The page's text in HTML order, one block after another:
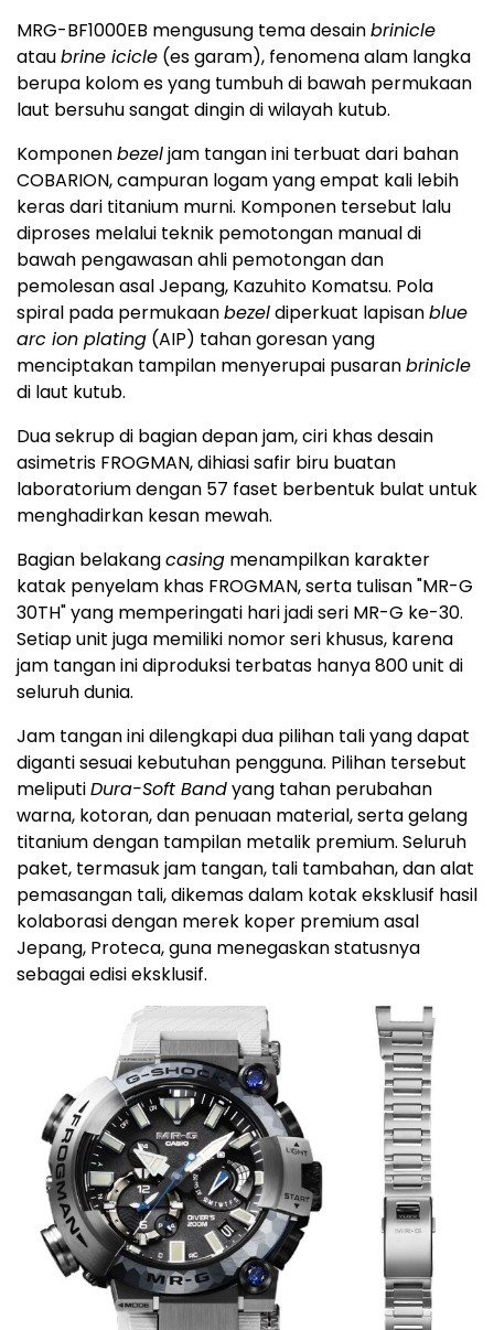
MRG-BF1000EB mengusung tema desainbrinicle
ataubrine icicle (es garam), fenomena alam langka
berupa kolom es yang tumbuh di bawah permukaan
laut bersuhu sangat dingin di wilayah kutub.
Komponenbezeljam tangan ini terbuat dari bahan
COBARION, campuran logam yang empat kali lebih
keras dari titanium murni. Komponen tersebut lalu
diproses melalui teknik pemotongan manual di
bawah pengawasan ahli pemotongan dan
pemolesan asal Jepang, Kazuhito Komatsu. Pola
spiral pada permukaanbezeldiperkuat lapisanblue
arc ion plating (AIP) tahan goresan yang
menciptakan tampilan menyerupai pusaranbrinicle
di laut kutub.
Dua sekrup di bagian depan jam, ciri khas desain
asimetris FROGMAN, dihiasi safir biru buatan
laboratorium dengan 57 faset berbentuk bulat untuk
menghadirkan kesan mewah.
Bagian belakangcasing menampilkan karakter
katak penyelam khas FROGMAN, serta tulisan "MR-G
30TH" yang memperingati hari jadi seri MR-G ke-30.
Setiap unit juga memiliki nomor seri khusus, karena
jam tangan ini diproduksi terbatas hanya 800 unit di
seluruh dunia.
Jam tangan ini dilengkapi dua pilihan tali yang dapat
diganti sesuai kebutuhan pengguna. Pilihan tersebut
meliputiDura-Soft Bandyang tahan perubahan
warna, kotoran, dan penuaan material, serta gelang
titanium dengan tampilan metalik premium. Seluruh
paket, termasuk jam tangan, tali tambahan, dan alat
pemasangan tali, dikemas dalam kotak eksklusif hasil
kolaborasi dengan merek koper premium asal
Jepang, Proteca, guna menegaskan statusnya
sebagai edisi eksklusif.